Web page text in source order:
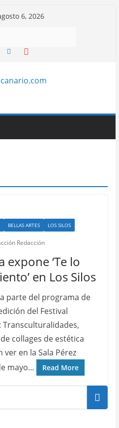
6, 2026
BELLAS ARTES LOS SILOS
Redacción
expone ‘Te lo
en Los Silos
parte del programa de
del Festival
Transculturalidades,
collages de estética
en la Sala Pérez
mayo…
Read More